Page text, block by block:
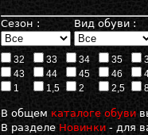
Сезон : Вид обуви :
32 33 34 35
43
44 45 46
1
1,5 2 2,5
В общем каталоге обуви
В разделе Новинки - для